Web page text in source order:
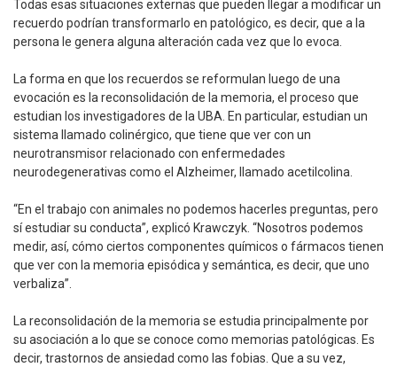
Todas esas situaciones externas que pueden llegar a modificar un
recuerdo podrían transformarlo en patológico, es decir, que a la
persona le genera alguna alteración cada vez que lo evoca.
La forma en que los recuerdos se reformulan luego de una
evocación es la reconsolidación de la memoria, el proceso que
estudian los investigadores de la UBA. En particular, estudian un
sistema llamado colinérgico, que tiene que ver con un
neurotransmisor relacionado con enfermedades
neurodegenerativas como el Alzheimer, llamado acetilcolina.
“En el trabajo con animales no podemos hacerles preguntas, pero
sí estudiar su conducta”, explicó Krawczyk. “Nosotros podemos
medir, así, cómo ciertos componentes químicos o fármacos tienen
que ver con la memoria episódica y semántica, es decir, que uno
verbaliza”.
La reconsolidación de la memoria se estudia principalmente por
su asociación a lo que se conoce como memorias patológicas. Es
decir, trastornos de ansiedad como las fobias. Que a su vez,